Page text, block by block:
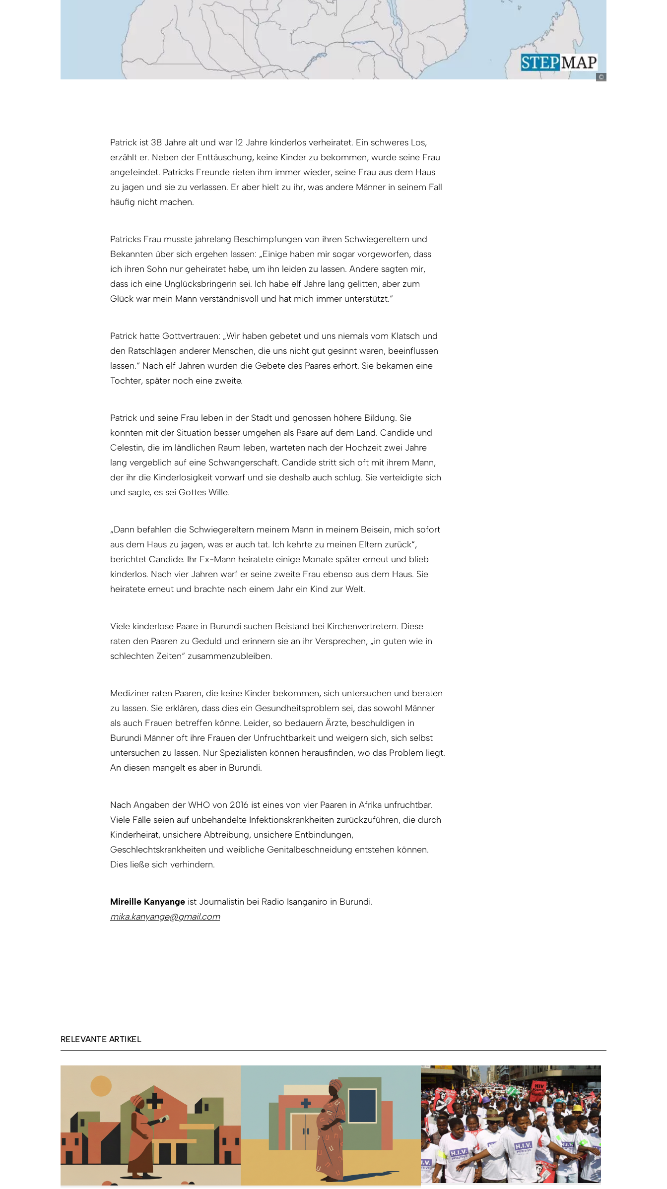
Patrick ist 38 Jahre alt und war 12 Jahre kinderlos verheiratet. Ein schweres Los,
erzählt er. Neben der Enttäuschung, keine Kinder zu bekommen, wurde seine Frau
angefeindet. Patricks Freunde rieten ihm immer wieder, seine Frau aus dem Haus
zu jagen und sie zu verlassen. Er aber hielt zu ihr, was andere Männer in seinem Fall
häufig nicht machen.
Patricks Frau musste jahrelang Beschimpfungen von ihren Schwiegereltern und
Bekannten über sich ergehen lassen: „Einige haben mir sogar vorgeworfen, dass
ich ihren Sohn nur geheiratet habe, um ihn leiden zu lassen. Andere sagten mir,
dass ich eine Unglücksbringerin sei. Ich habe elf Jahre lang gelitten, aber zum
Glück war mein Mann verständnisvoll und hat mich immer unterstützt.“
Patrick hatte Gottvertrauen: „Wir haben gebetet und uns niemals vom Klatsch und
den Ratschlägen anderer Menschen, die uns nicht gut gesinnt waren, beeinflussen
lassen.“ Nach elf Jahren wurden die Gebete des Paares erhört. Sie bekamen eine
Tochter, später noch eine zweite.
Patrick und seine Frau leben in der Stadt und genossen höhere Bildung. Sie
konnten mit der Situation besser umgehen als Paare auf dem Land. Candide und
Celestin, die im ländlichen Raum leben, warteten nach der Hochzeit zwei Jahre
lang vergeblich auf eine Schwangerschaft. Candide stritt sich oft mit ihrem Mann,
der ihr die Kinderlosigkeit vorwarf und sie deshalb auch schlug. Sie verteidigte sich
und sagte, es sei Gottes Wille.
„Dann befahlen die Schwiegereltern meinem Mann in meinem Beisein, mich sofort
aus dem Haus zu jagen, was er auch tat. Ich kehrte zu meinen Eltern zurück“,
berichtet Candide. Ihr Ex-Mann heiratete einige Monate später erneut und blieb
kinderlos. Nach vier Jahren warf er seine zweite Frau ebenso aus dem Haus. Sie
heiratete erneut und brachte nach einem Jahr ein Kind zur Welt.
Viele kinderlose Paare in Burundi suchen Beistand bei Kirchenvertretern. Diese
raten den Paaren zu Geduld und erinnern sie an ihr Versprechen, „in guten wie in
schlechten Zeiten“ zusammenzubleiben.
Mediziner raten Paaren, die keine Kinder bekommen, sich untersuchen und beraten
zu lassen. Sie erklären, dass dies ein Gesundheitsproblem sei, das sowohl Männer
als auch Frauen betreffen könne. Leider, so bedauern Ärzte, beschuldigen in
Burundi Männer oft ihre Frauen der Unfruchtbarkeit und weigern sich, sich selbst
untersuchen zu lassen. Nur Spezialisten können herausfinden, wo das Problem liegt.
An diesen mangelt es aber in Burundi.
Nach Angaben der WHO von 2016 ist eines von vier Paaren in Afrika unfruchtbar.
Viele Fälle seien auf unbehandelte Infektionskrankheiten zurückzuführen, die durch
Kinderheirat, unsichere Abtreibung, unsichere Entbindungen,
Geschlechtskrankheiten und weibliche Genitalbeschneidung entstehen können.
Dies ließe sich verhindern.
Mireille Kanyange ist Journalistin bei Radio Isanganiro in Burundi.
mika.kanyange@gmail.com
RELEVANTE ARTIKEL